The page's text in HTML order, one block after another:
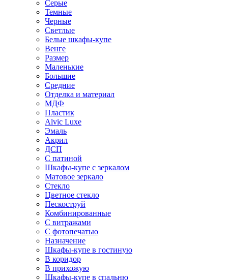
Серые
Темные
Черные
Светлые
Белые шкафы-купе
Венге
Размер
Маленькие
Большие
Средние
Отделка и материал
МДФ
Пластик
Alvic Luxe
Эмаль
Акрил
ДСП
С патиной
Шкафы-купе с зеркалом
Матовое зеркало
Стекло
Цветное стекло
Пескоструй
Комбинированные
С витражами
С фотопечатью
Назначение
Шкафы-купе в гостиную
В коридор
В прихожую
Шкафы-купе в спальню